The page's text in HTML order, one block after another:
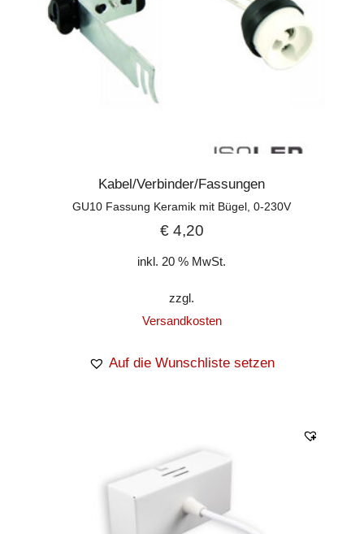
Kabel/Verbinder/Fassungen
GU10 Fassung Keramik mit Bügel, 0-230V
€4,20
inkl. 20 % MwSt.
zzgl.
Versandkosten
Auf die Wunschliste setzen